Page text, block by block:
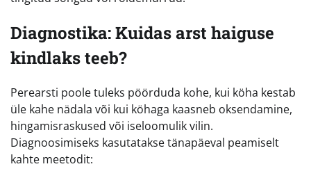
Diagnostika: Kuidas arst haiguse
kindlaks teeb?
Perearsti poole tuleks pöörduda kohe, kui köha kestab
üle kahe nädala või kui köhaga kaasneb oksendamine,
hingamisraskused või iseloomulik vilin.
Diagnoosimiseks kasutatakse tänapäeval peamiselt
kahte meetodit: